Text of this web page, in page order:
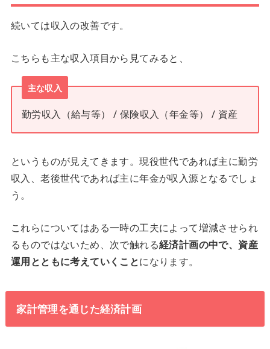
続いては収入の改善です。
こちらも主な収入項目から見てみると、
主な収入
勤労収入（給与等） / 保険収入（年金等） / 資産
というものが見えてきます。現役世代であれば主に勤労
収入、老後世代であれば主に年金が収入源となるでしょ
う。
これらについてはある一時の工夫によって増減させられ
るものではないため、次で触れる経済計画の中で、資産
運用とともに考えていくことになります。
家計管理を通じた経済計画